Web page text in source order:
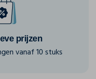
prijzen
vanaf 10 stuks